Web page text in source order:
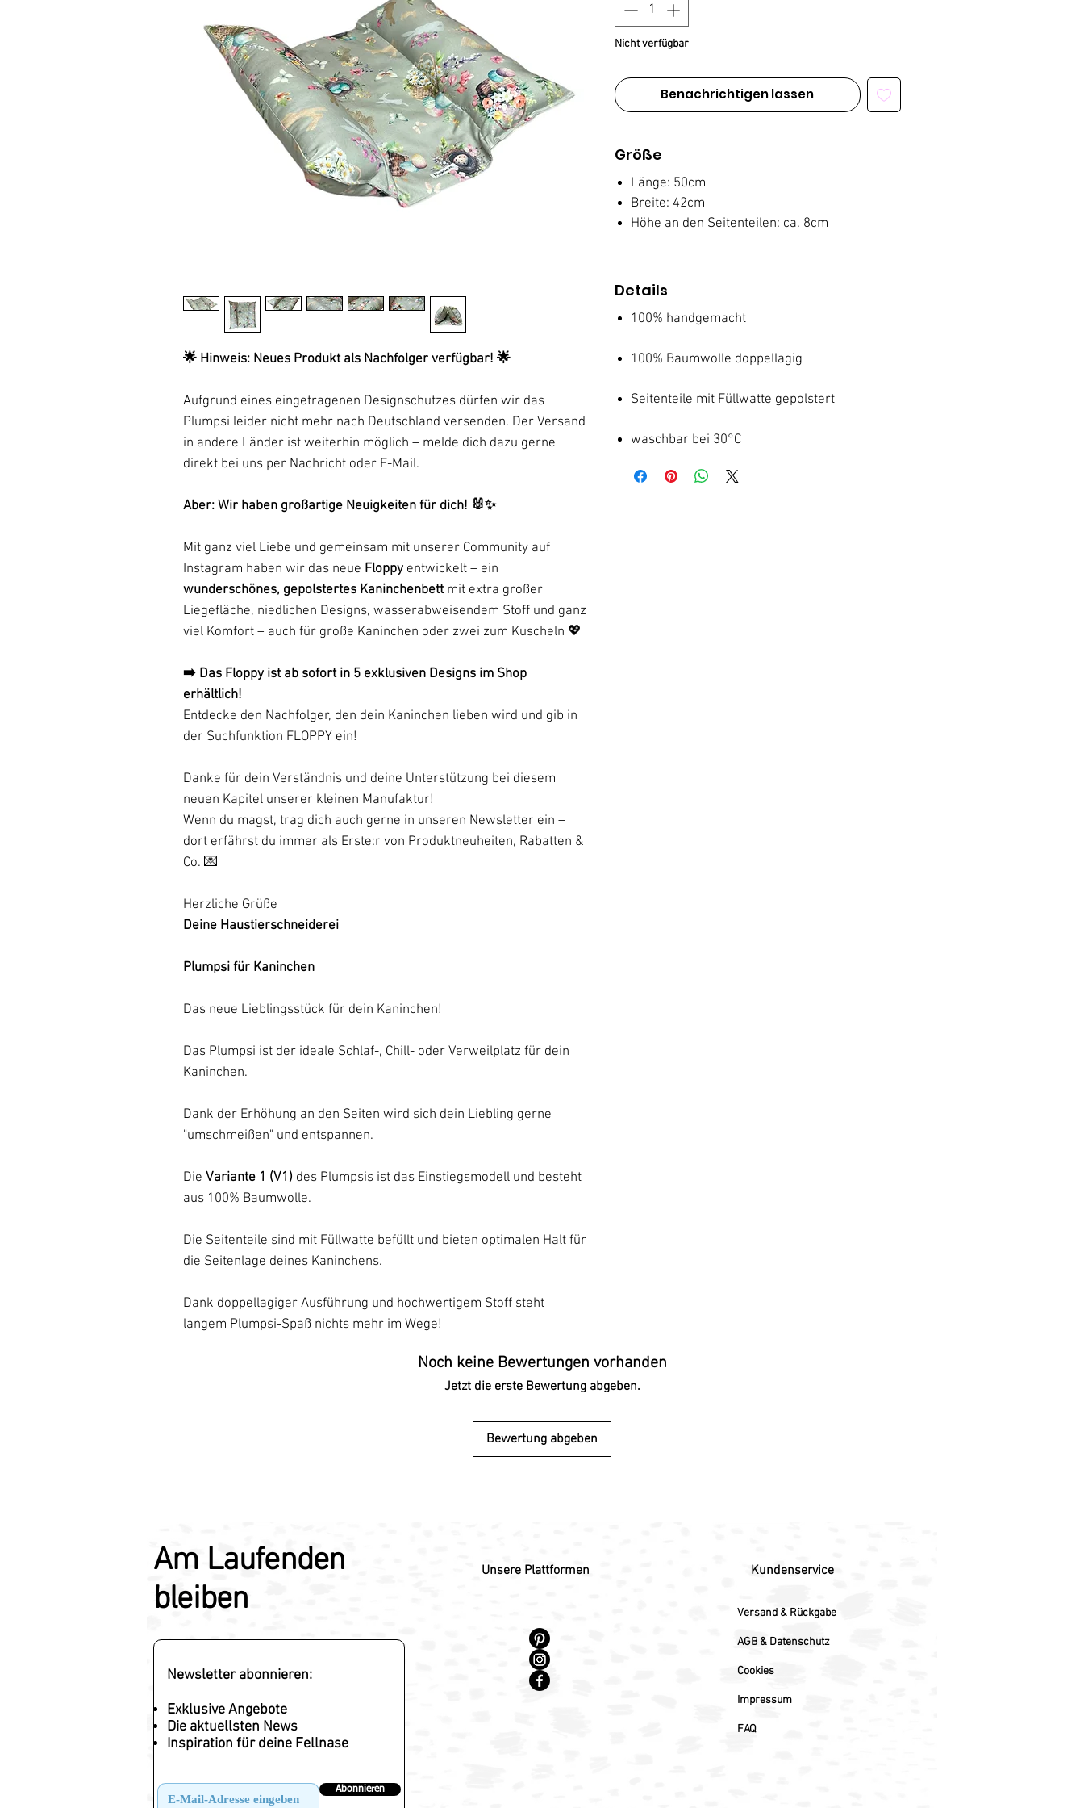
🌟 Hinweis: Neues Produkt als Nachfolger verfügbar! 🌟
Aufgrund eines eingetragenen Designschutzes dürfen wir das
Plumpsi leider nicht mehr nach Deutschland versenden. Der Versand
in andere Länder ist weiterhin möglich – melde dich dazu gerne
direkt bei uns per Nachricht oder E-Mail.
Aber: Wir haben großartige Neuigkeiten für dich! 🐰✨
Mit ganz viel Liebe und gemeinsam mit unserer Community auf
Instagram haben wir das neue Floppy entwickelt – ein
wunderschönes, gepolstertes Kaninchenbettmit extra großer
Liegefläche, niedlichen Designs, wasserabweisendem Stoff und ganz
viel Komfort – auch für große Kaninchen oder zwei zum Kuscheln 💖
➡️ Das Floppy ist ab sofort in 5 exklusiven Designs im Shop
erhältlich!
Entdecke den Nachfolger, den dein Kaninchen lieben wird und gib in
der Suchfunktion FLOPPY ein!
Danke für dein Verständnis und deine Unterstützung bei diesem
neuen Kapitel unserer kleinen Manufaktur!
Wenn du magst, trag dich auch gerne in unseren Newsletter ein –
dort erfährst du immer als Erste:r von Produktneuheiten, Rabatten &
Co. 💌
Herzliche Grüße
Deine Haustierschneiderei
Plumpsi für Kaninchen
Das neue Lieblingsstück für dein Kaninchen!
Das Plumpsi ist der ideale Schlaf-, Chill- oder Verweilplatz für dein
Kaninchen.
Dank der Erhöhung an den Seiten wird sich dein Liebling gerne
"umschmeißen" und entspannen.
Die Variante 1 (V1) des Plumpsis ist das Einstiegsmodell und besteht
aus 100% Baumwolle.
Die Seitenteile sind mit Füllwatte befüllt und bieten optimalen Halt für
die Seitenlage deines Kaninchens.
Dank doppellagiger Ausführung und hochwertigem Stoff steht
langem Plumpsi-Spaß nichts mehr im Wege!
Nicht verfügbar
Benachrichtigen lassen
Größe
Länge: 50cm
Breite: 42cm
Höhe an den Seitenteilen: ca. 8cm
Details
100% handgemacht
100% Baumwolle doppellagig
Seitenteile mit Füllwatte gepolstert
waschbar bei 30°C
Noch keine Bewertungen vorhanden
Jetzt die erste Bewertung abgeben.
Bewertung abgeben
Am Laufenden
bleiben
Newsletter abonnieren:
Exklusive Angebote
Die aktuellsten News
Inspiration für deine Fellnase
Abonnieren
Unsere Plattformen Kundenservice
Versand & Rückgabe
AGB & Datenschutz
Cookies
Impressum
FAQ